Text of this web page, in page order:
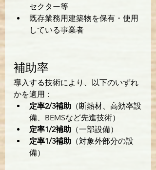
セクター等
既存業務用建築物を保有・使用
している事業者
補助率
導入する技術により、以下のいずれ
かを適用：
定率2/3補助 （断熱材、高効率設
備、BEMSなど先進技術）
定率1/2補助 （一部設備）
定率1/3補助 （対象外部分の設
備）